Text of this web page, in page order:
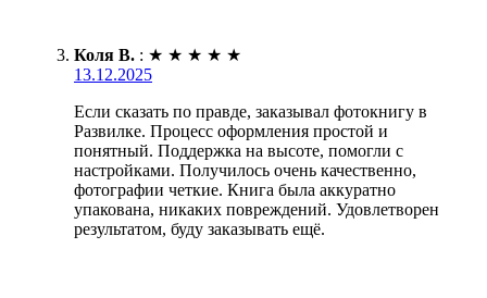
Коля В. : ★ ★ ★ ★ ★
13.12.2025
Если сказать по правде, заказывал фотокнигу в
Развилке. Процесс оформления простой и
понятный. Поддержка на высоте, помогли с
настройками. Получилось очень качественно,
фотографии четкие. Книга была аккуратно
упакована, никаких повреждений. Удовлетворен
результатом, буду заказывать ещё.